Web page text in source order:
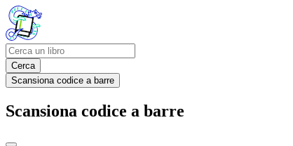
Cerca
Scansiona codice a barre
Scansiona codice a barre